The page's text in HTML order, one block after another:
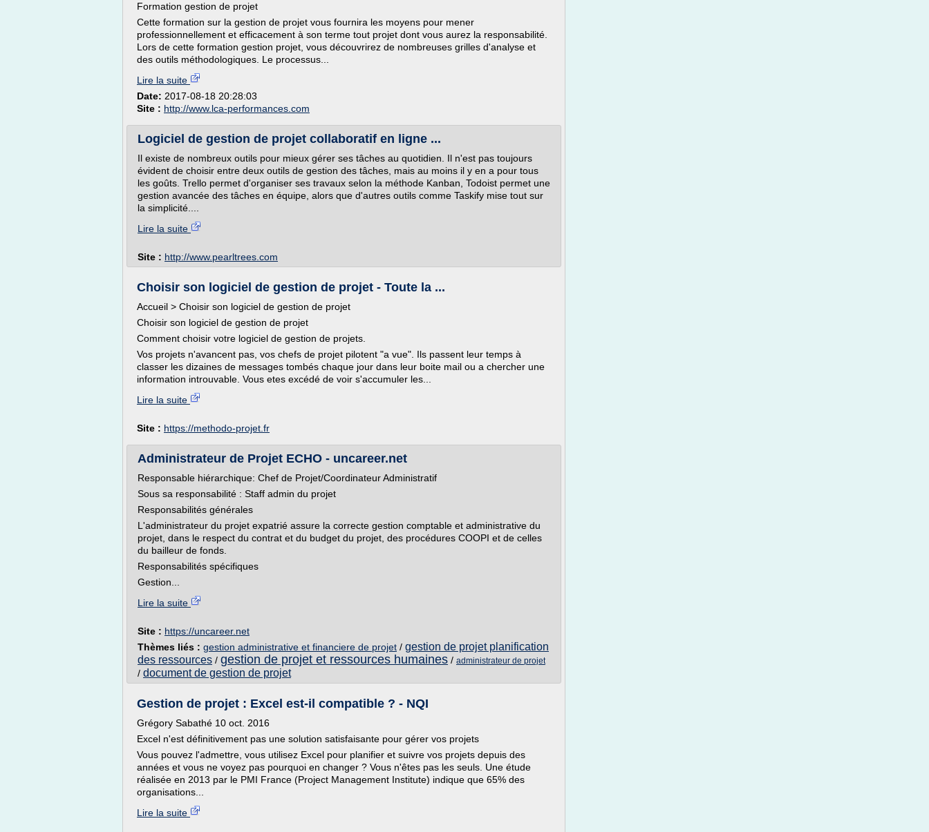
Formation gestion de projet
Cette formation sur la gestion de projet vous fournira les moyens pour mener
professionnellement et efficacement à son terme tout projet dont vous aurez la responsabilité.
Lors de cette formation gestion projet, vous découvrirez de nombreuses grilles d'analyse et
des outils méthodologiques. Le processus...
Lire la suite
Date: 2017-08-18 20:28:03
Site : http://www.lca-performances.com
Logiciel de gestion de projet collaboratif en ligne ...
Il existe de nombreux outils pour mieux gérer ses tâches au quotidien. Il n'est pas toujours
évident de choisir entre deux outils de gestion des tâches, mais au moins il y en a pour tous
les goûts. Trello permet d'organiser ses travaux selon la méthode Kanban, Todoist permet une
gestion avancée des tâches en équipe, alors que d'autres outils comme Taskify mise tout sur
la simplicité....
Lire la suite
Site : http://www.pearltrees.com
Choisir son logiciel de gestion de projet - Toute la ...
Accueil > Choisir son logiciel de gestion de projet
Choisir son logiciel de gestion de projet
Comment choisir votre logiciel de gestion de projets.
Vos projets n'avancent pas, vos chefs de projet pilotent "a vue". Ils passent leur temps à
classer les dizaines de messages tombés chaque jour dans leur boite mail ou a chercher une
information introuvable. Vous etes excédé de voir s'accumuler les...
Lire la suite
Site : https://methodo-projet.fr
Administrateur de Projet ECHO - uncareer.net
Responsable hiérarchique: Chef de Projet/Coordinateur Administratif
Sous sa responsabilité : Staff admin du projet
Responsabilités générales
L'administrateur du projet expatrié assure la correcte gestion comptable et administrative du
projet, dans le respect du contrat et du budget du projet, des procédures COOPI et de celles
du bailleur de fonds.
Responsabilités spécifiques
Gestion...
Lire la suite
Site : https://uncareer.net
Thèmes liés : gestion administrative et financiere de projet / gestion de projet planification
des ressources / gestion de projet et ressources humaines / administrateur de projet
/ document de gestion de projet
Gestion de projet : Excel est-il compatible ? - NQI
Grégory Sabathé 10 oct. 2016
Excel n'est définitivement pas une solution satisfaisante pour gérer vos projets
Vous pouvez l'admettre, vous utilisez Excel pour planifier et suivre vos projets depuis des
années et vous ne voyez pas pourquoi en changer ? Vous n'êtes pas les seuls. Une étude
réalisée en 2013 par le PMI France (Project Management Institute) indique que 65% des
organisations...
Lire la suite